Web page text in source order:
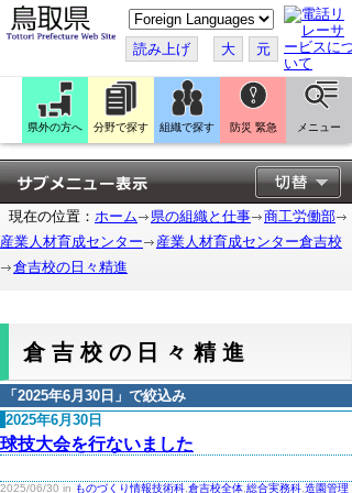
こ
の
ペ
ー
ジ
翻
訳
す
る
読み上げ 大 元
県外の方へ 分野で探す 組織で探す 防災 緊急 メニュー
現在の位置： ホーム 県の組織と仕事
商工労働部
産業人材育成センター
産業人材育成センター倉吉校
倉吉校の日々精進
倉吉校の日々精進
「 2025年6月30日 」で絞込み
2025年6月30日
球技大会を行ないました
2025/06/30 in ものづくり情報技術科 倉吉校全体 総合実務科 造園管理